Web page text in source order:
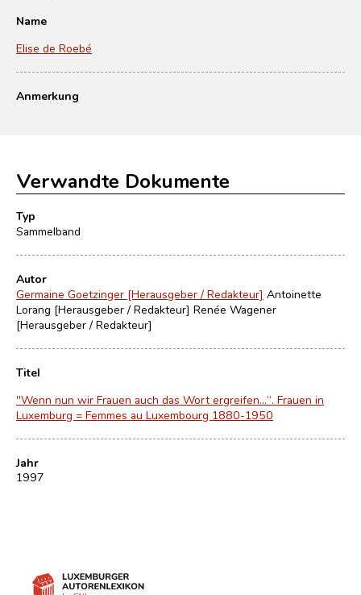
Name
Elise de Roebé
Anmerkung
Verwandte Dokumente
Typ
Sammelband
Autor
Germaine Goetzinger [Herausgeber / Redakteur] Antoinette
Lorang [Herausgeber / Redakteur] Renée Wagener
[Herausgeber / Redakteur]
Titel
"Wenn nun wir Frauen auch das Wort ergreifen...“. Frauen in
Luxemburg = Femmes au Luxembourg 1880-1950
Jahr
1997